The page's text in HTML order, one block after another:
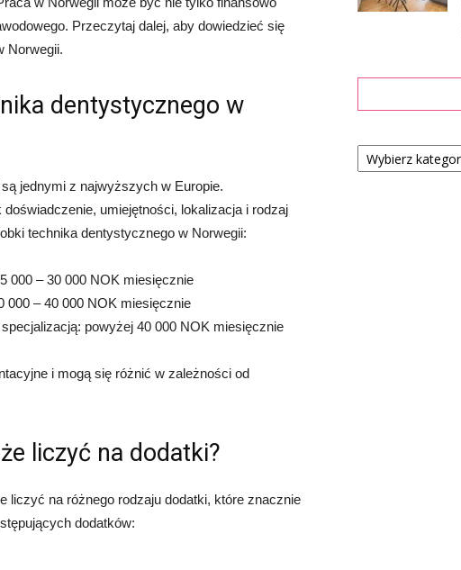
Przeczytaj dalej, aby dowiedzieć się
Norwegii.
dentystycznego w
jednymi z najwyższych w Europie.
umiejętności, lokalizacja i rodzaj
technika dentystycznego w Norwegii:
000 – 30 000 NOK miesięcznie
000 – 40 000 NOK miesięcznie
powyżej 40 000 NOK miesięcznie
i mogą się różnić w zależności od
liczyć na dodatki?
liczyć na różnego rodzaju dodatki, które znacznie
dodatków:
Kategorie